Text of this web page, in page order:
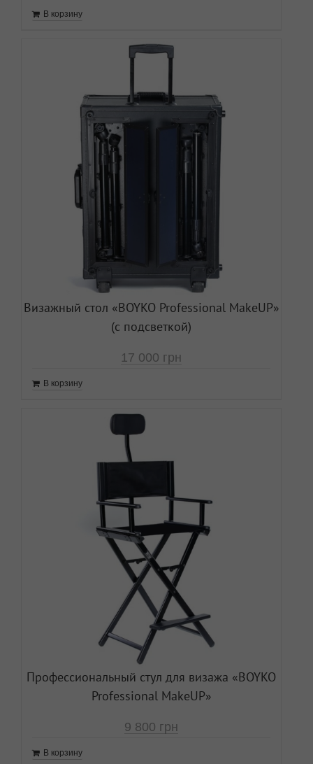
В корзину
Визажный стол «ВOYKO Professional MakeUP»
(с подсветкой)
17 000 грн
В корзину
Профессиональный стул для визажа «ВOYKO
Professional MakeUP»
9 800 грн
В корзину